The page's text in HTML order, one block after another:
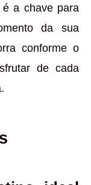
a chave para
da sua
conforme o
de cada